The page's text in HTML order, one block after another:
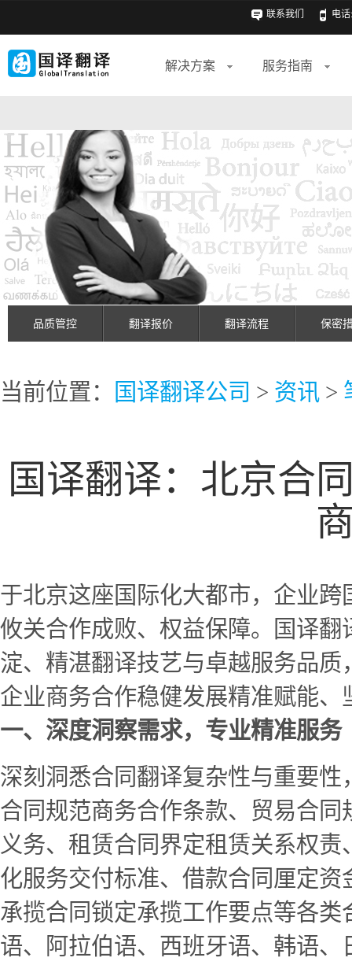
联系我们 电话
解决方案 服务指南
品质管控 翻译报价 翻译流程 保密
当前位置： 国译翻译公司 > 资讯 >
国译翻译：北京合
于北京这座国际化大都市，企业
攸关合作成败、权益保障。国译
淀、精湛翻译技艺与卓越服务品
企业商务合作稳健发展精准赋能、
一、深度洞察需求，专业精准服务
深刻洞悉合同翻译复杂性与重要
合同规范商务合作条款、贸易合
义务、租赁合同界定租赁关系权
化服务交付标准、借款合同厘定
承揽合同锁定承揽工作要点等各
语、阿拉伯语、西班牙语、韩语